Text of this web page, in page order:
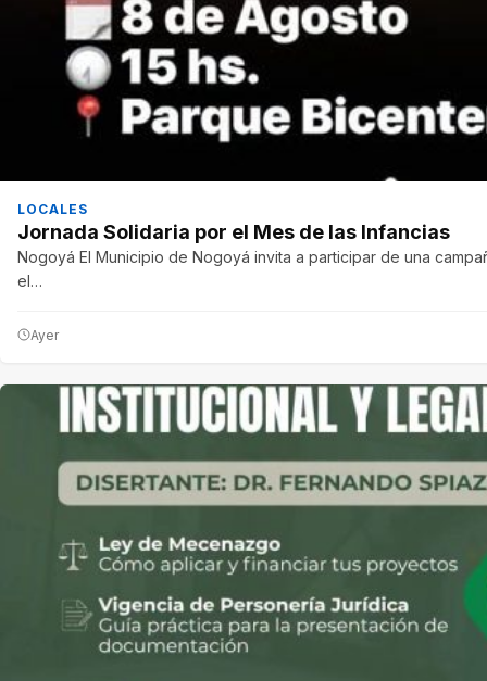
LOCALES
Jornada Solidaria por el Mes de las Infancias
Nogoyá El Municipio de Nogoyá invita a participar de una
el…
Ayer